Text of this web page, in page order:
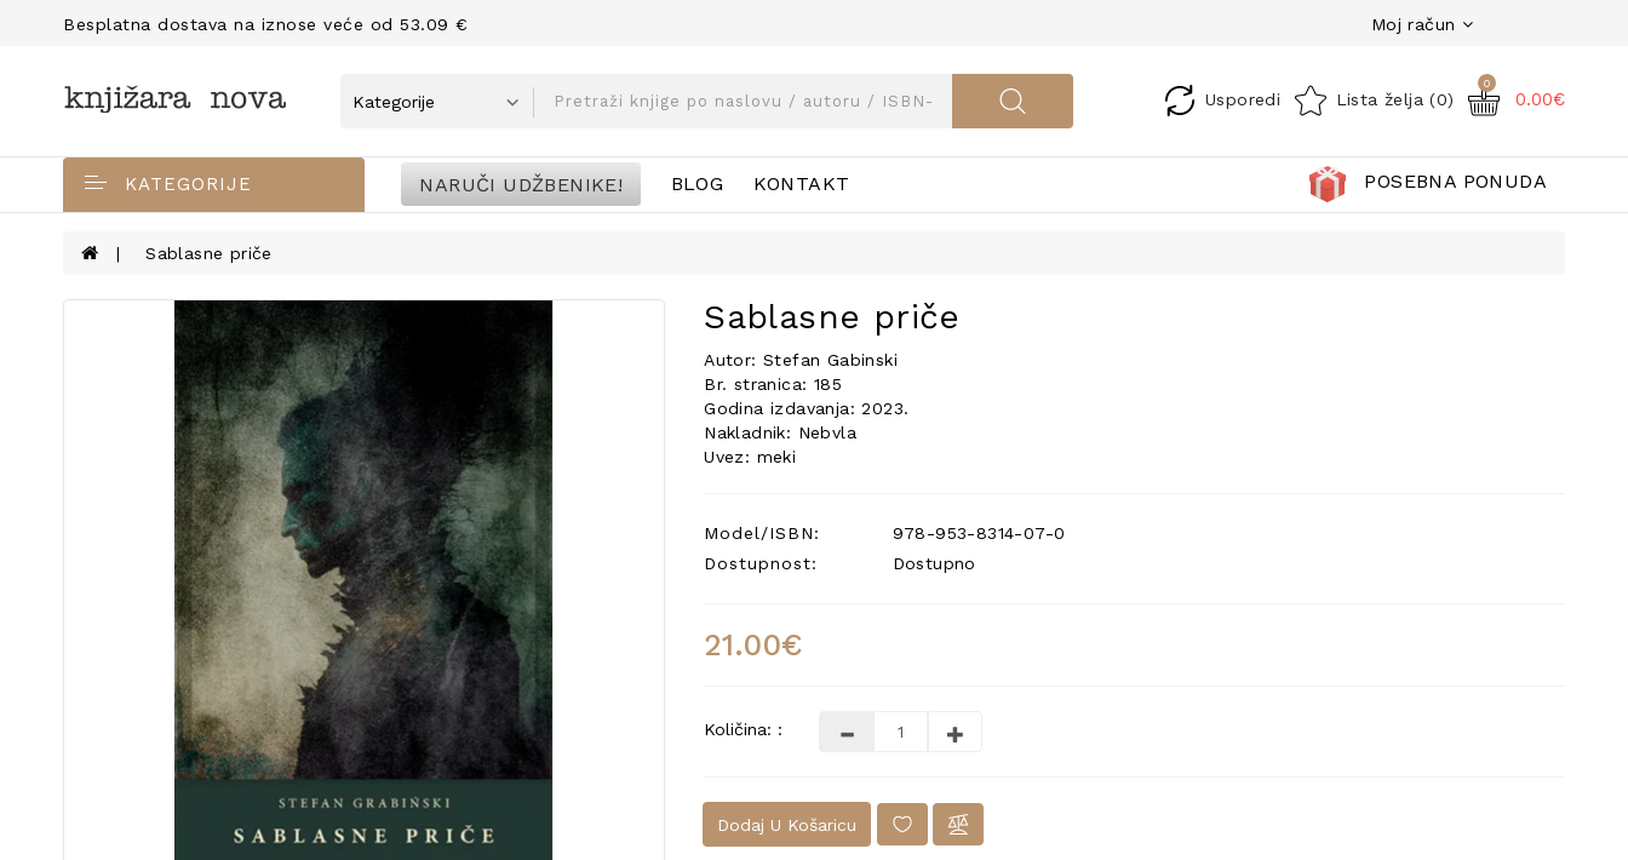
Besplatna dostava na iznose veće od 53.09 € Moj račun
Usporedi Lista želja (0)
0
0.00€
KATEGORIJE NARUČI UDŽBENIKE! BLOG KONTAKT POSEBNA PONUDA
Sablasne priče
Sablasne priče
Autor: Stefan Gabinski
Br. stranica: 185
Godina izdavanja: 2023.
Nakladnik: Nebvla
Uvez: meki
Model/ISBN:
978-953-8314-07-0
Dostupnost:
Dostupno
21.00€
Količina: :
Dodaj U Košaricu